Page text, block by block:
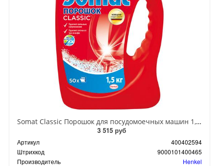
Somat Classic Порошок для посудомоечных машин 1,5 кг
3 515 руб
Артикул
400402594
Штрихкод
9000101400465
Производитель
Henkel